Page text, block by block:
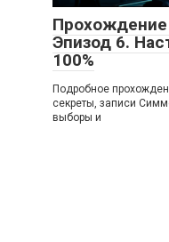
Эпизод 6.
100%
Подробное
секреты, записи
выборы и